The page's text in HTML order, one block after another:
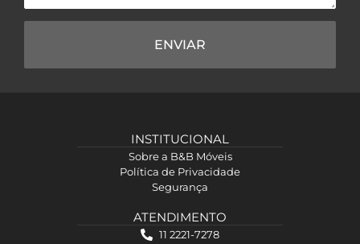
ENVIAR
INSTITUCIONAL
Sobre a B&B Móveis
Política de Privacidade
Segurança
ATENDIMENTO
11 2221-7278